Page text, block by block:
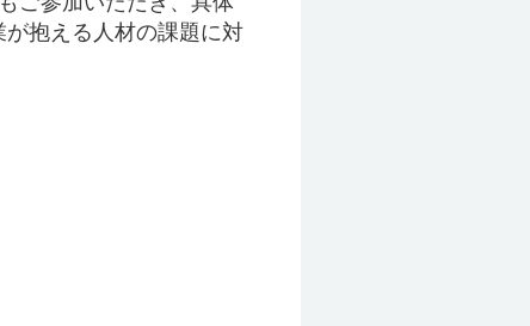
抱える人材の課題に対